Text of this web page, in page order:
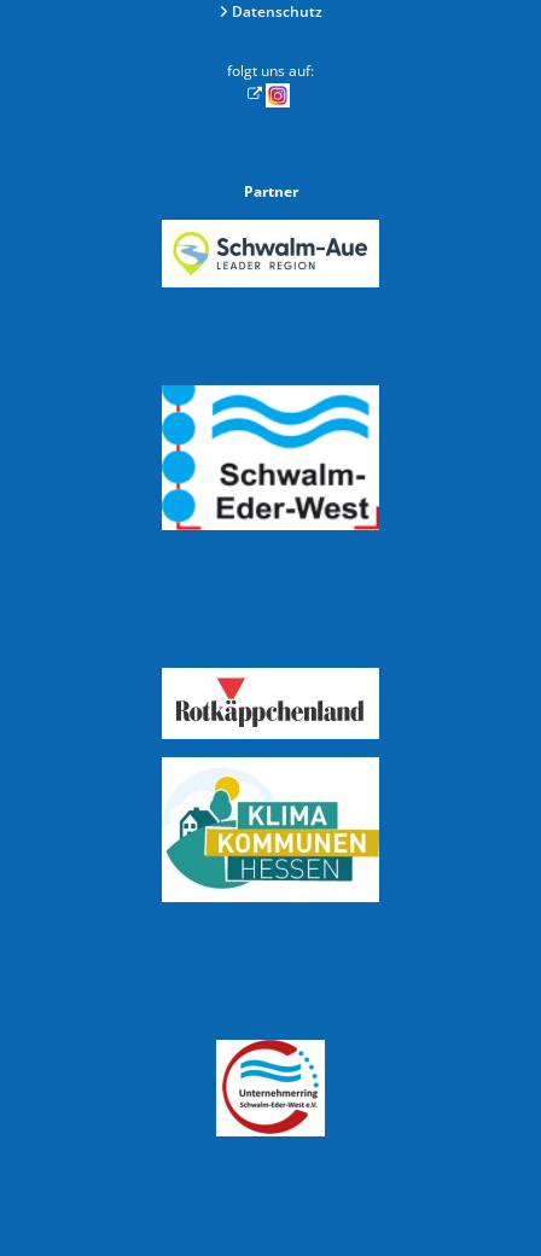
Datenschutz
folgt uns auf:
Partner